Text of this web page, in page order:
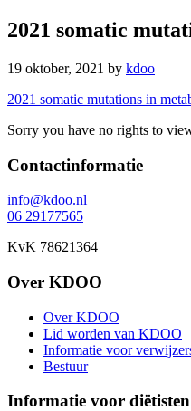
2021 somatic
19 oktober, 2021 by kdoo
2021 somatic mutations in
Sorry you have no rights to
Footer
Contactinformatie
info@kdoo.nl
06 29177565
KvK 78621364
Over KDOO
Over KDOO
Lid worden van KDOO
Informatie voor
Bestuur
Informatie voor diëtisten